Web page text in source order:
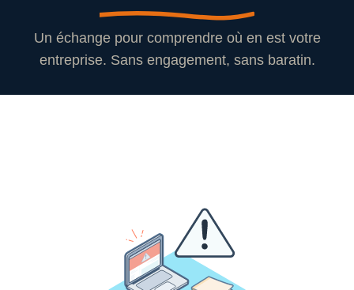
Un échange pour comprendre où en est votre
entreprise. Sans engagement, sans baratin.